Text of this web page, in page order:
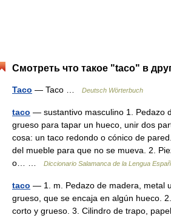
Смотреть что такое "taco" в
Taco — Taco … Deutsch Wörterbuch
taco — sustantivo masculino 1. Pedazo
grueso para tapar un hueco, unir dos
cosa: un taco redondo o cónico de
del mueble para que no se mueva. 2.
o… …
Diccionario Salamanca de la Lengua
taco — 1. m. Pedazo de madera, metal
grueso, que se encaja en algún hueco.
corto y grueso. 3. Cilindro de trapo,